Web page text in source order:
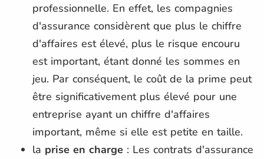
professionnelle. En effet, les compagnies
d'assurance considèrent que plus le chiffre
d'affaires est élevé, plus le risque encouru
est important, étant donné les sommes en
jeu. Par conséquent, le coût de la prime peut
être significativement plus élevé pour une
entreprise ayant un chiffre d'affaires
important, même si elle est petite en taille.
la prise en charge : Les contrats d'assurance